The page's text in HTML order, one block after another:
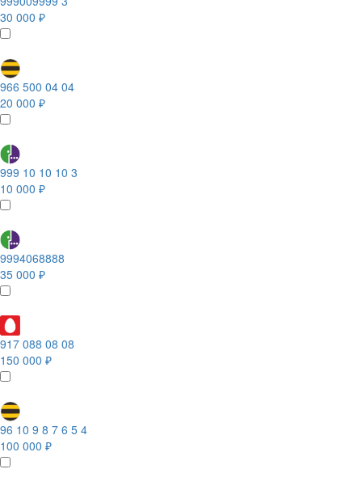
30 000 ₽
966 500 04 04
20 000 ₽
999 10 10 10 3
10 000 ₽
9994068888
35 000 ₽
917 088 08 08
150 000 ₽
96 10 9 8 7 6 5 4
100 000 ₽